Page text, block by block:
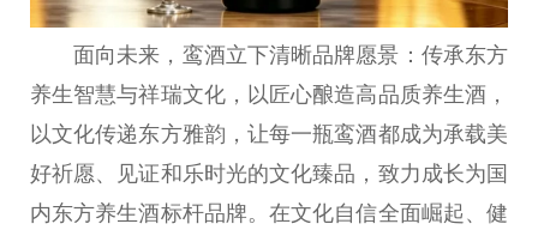
面向未来，鸾酒立下清晰品牌愿景：传承东方
养生智慧与祥瑞文化，以匠心酿造高品质养生酒，
以文化传递东方雅韵，让每一瓶鸾酒都成为承载美
好祈愿、见证和乐时光的文化臻品，致力成长为国
内东方养生酒标杆品牌。在文化自信全面崛起、健